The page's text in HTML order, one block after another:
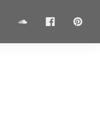
soundcloudFacebook